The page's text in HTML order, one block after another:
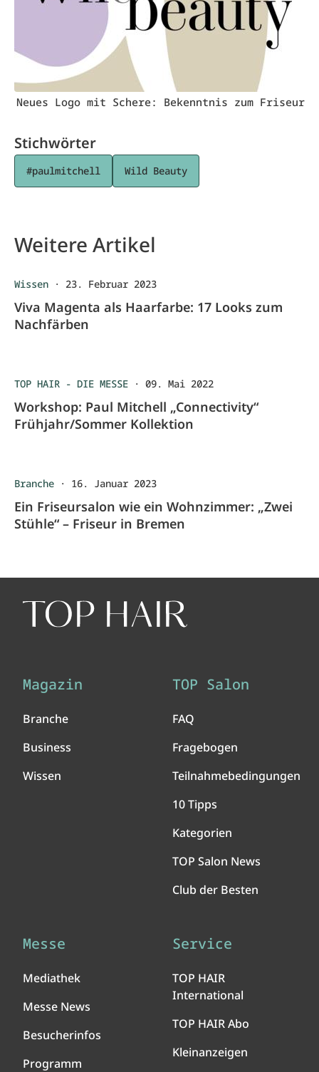
Neues Logo mit Schere: Bekenntnis zum Friseur
Stichwörter
#paulmitchell Wild Beauty
Weitere Artikel
Wissen · 23. Februar 2023
Viva Magenta als Haarfarbe: 17 Looks zum
Nachfärben
TOP HAIR - DIE MESSE · 09. Mai 2022
Workshop: Paul Mitchell „Connectivity“
Frühjahr/Sommer Kollektion
Branche · 16. Januar 2023
Ein Friseursalon wie ein Wohnzimmer: „Zwei
Stühle“ – Friseur in Bremen
Magazin
Branche
Business
Wissen
TOP Salon
FAQ
Fragebogen
Teilnahmebedingungen
10 Tipps
Kategorien
TOP Salon News
Club der Besten
Messe
Mediathek
Messe News
Besucherinfos
Programm
Service
TOP HAIR
International
TOP HAIR Abo
Kleinanzeigen